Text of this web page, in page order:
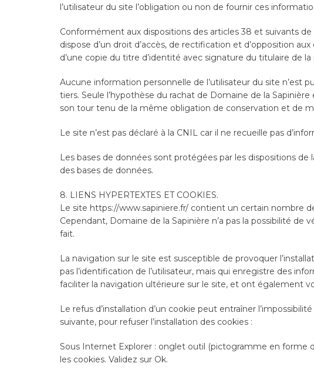
l’utilisateur du site l’obligation ou non de fournir ces
Conformément aux dispositions des articles 38 et suivants
dispose d’un droit d’accès, de rectification et d’opposition
d’une copie du titre d’identité avec signature du titulaire de
Aucune information personnelle de l’utilisateur du site n’est
tiers. Seule l’hypothèse du rachat de Domaine de la
son tour tenu de la même obligation de conservation et de
Le site n’est pas déclaré à la CNIL car il ne recueille pas
Les bases de données sont protégées par les dispositions de
des bases de données.
8. LIENS HYPERTEXTES ET COOKIES.
Le site https://www.sapiniere.fr/ contient un certain nombre
Cependant, Domaine de la Sapinière n’a pas la possibilité
fait.
La navigation sur le site est susceptible de provoquer
pas l’identification de l’utilisateur, mais qui enregistre des
faciliter la navigation ultérieure sur le site, et ont également
Le refus d’installation d’un cookie peut entraîner
suivante, pour refuser l’installation des cookies :
Sous Internet Explorer : onglet outil (pictogramme en forme
les cookies. Validez sur Ok.